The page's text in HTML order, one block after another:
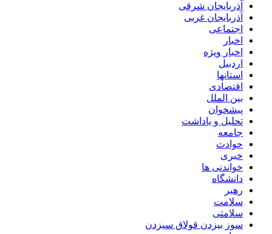
آذربایجان شرقی
آذربایجان غربی
اجتماعی
اخبار
اخبار ویژه
اردبیل
استانها
اقتصادی
بین الملل
پیشخوان
تحلیل و یاداشت
جامعه
حوادث
خبری
خواندنی ها
دانشگاه
رهبر
سلامت
سلامتی
سوز بیزدن قولاق سیزدن